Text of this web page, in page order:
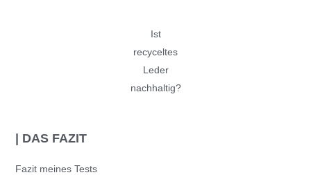
Ist
recyceltes
Leder
nachhaltig?
| DAS FAZIT
Fazit meines Tests